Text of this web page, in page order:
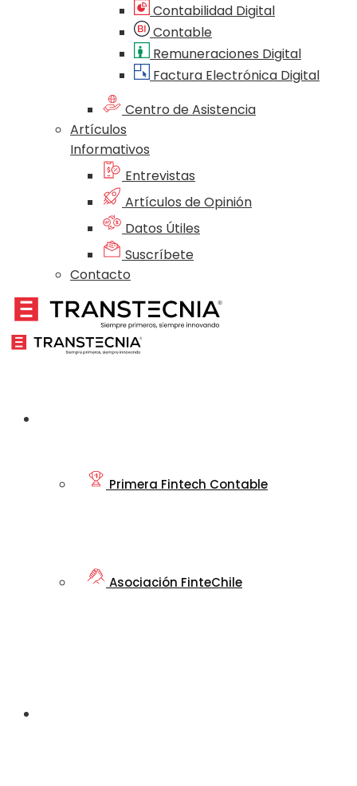
Contabilidad Digital
Contable
Remuneraciones Digital
Factura Electrónica Digital
Centro de Asistencia
Artículos
Informativos
Entrevistas
Artículos de Opinión
Datos Útiles
Suscríbete
Contacto
Primera Fintech Contable
Asociación FinteChile